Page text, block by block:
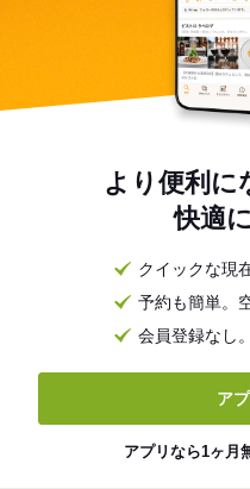
より便利に
快適
クイックな現
予約も簡単。
会員登録なし
ア
アプリなら1ヶ月